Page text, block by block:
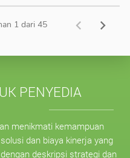
PENYEDIA
menikmati kemampuan
dan biaya kinerja yang
deskripsi strategi dan